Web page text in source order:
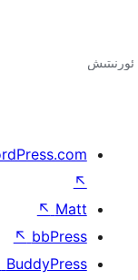
↖
Matt
↖
bbPress
↖
BuddyPress